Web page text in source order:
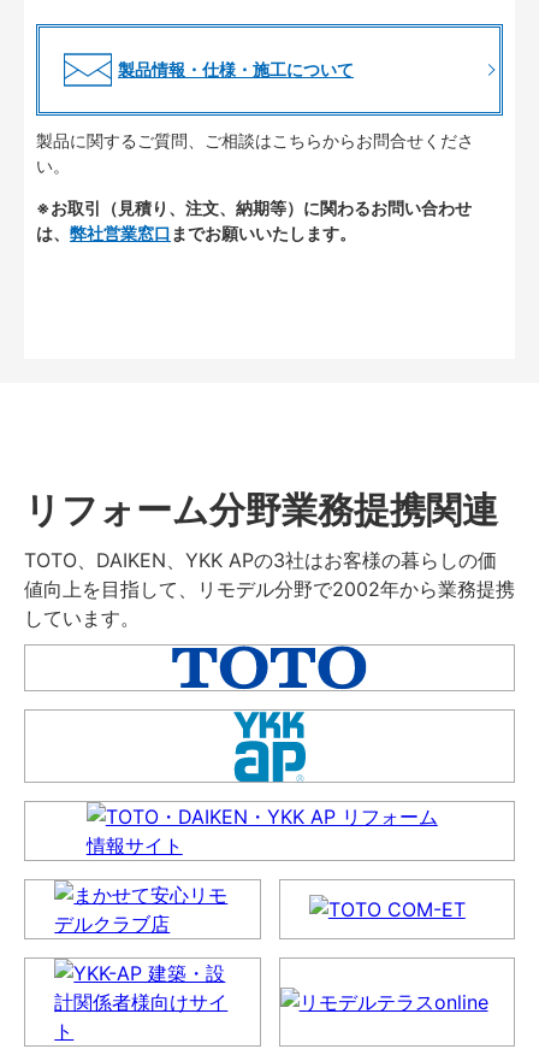
製品情報・仕様・施工について
製品に関するご質問、ご相談はこちらからお問合せくださ
い。
※お取引（見積り、注文、納期等）に関わるお問い合わせ
は、 弊社営業窓口 までお願いいたします。
リフォーム分野業務提携関連
TOTO、DAIKEN、YKK APの3社はお客様の暮らしの価
値向上を目指して、リモデル分野で2002年から業務提携
しています。